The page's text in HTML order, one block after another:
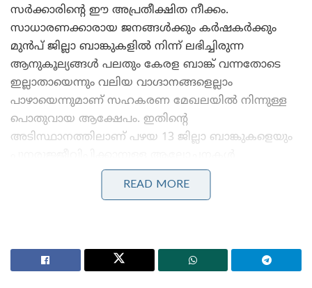
സർക്കാരിന്റെ ഈ അപ്രതീക്ഷിത നീക്കം.
സാധാരണക്കാരായ ജനങ്ങൾക്കും കർഷകർക്കും
മുൻപ് ജില്ലാ ബാങ്കുകളിൽ നിന്ന് ലഭിച്ചിരുന്ന
ആനുകൂല്യങ്ങൾ പലതും കേരള ബാങ്ക് വന്നതോടെ
ഇല്ലാതായെന്നും വലിയ വാഗ്ദാനങ്ങളെല്ലാം
പാഴായെന്നുമാണ് സഹകരണ മേഖലയിൽ നിന്നുള്ള
പൊതുവായ ആക്ഷേപം. ഇതിന്റെ
അടിസ്ഥാനത്തിലാണ് പഴയ 13 ജില്ലാ ബാങ്കുകളെയും
അണിയറയിൽ സജീവമായിരിക്കുന്നത്.
‘ഏഴാം ക്ലാസ് മുതൽ സ്വന്തം പിതാവിന്റെ ഉപദ്രവം;
വാടകവീട്ടിൽ അമ്മയില്ലാത്ത നേരത്ത് വേട്ടയാടി;10-ാം
ക്ലാസുകാരിക്ക് നേരെ ക്രൂര പീഡനം; 7 പ്രതികൾ!
READ MORE